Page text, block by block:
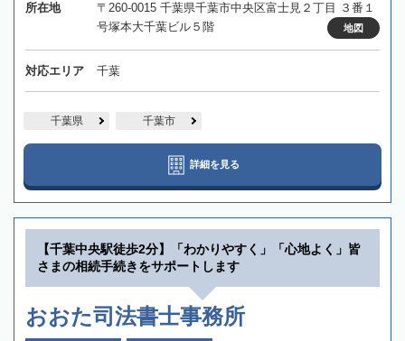
所在地
〒260-0015 千葉県千葉市中央区富士見２丁目 ３番１
号塚本大千葉ビル５階
地図
対応エリア 千葉
千葉県 千葉市
詳細を見る
【千葉中央駅徒歩2分】「わかりやすく」「心地よく」皆
さまの相続手続きをサポートします
おおた司法書士事務所